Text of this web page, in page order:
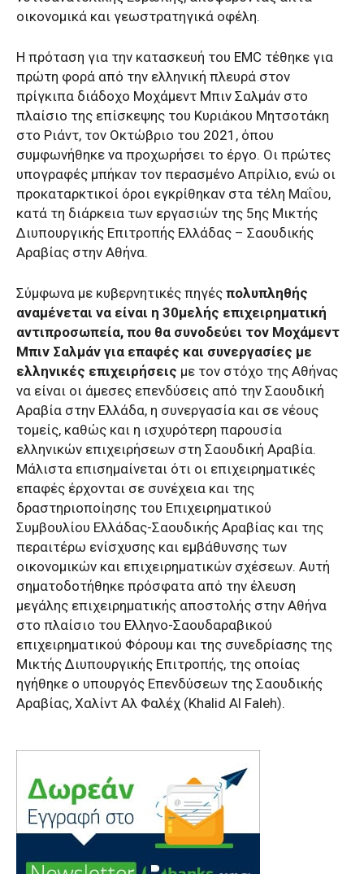
οικονομικά και γεωστρατηγικά οφέλη.
Η πρόταση για την κατασκευή του EMC τέθηκε για
πρώτη φορά από την ελληνική πλευρά στον
πρίγκιπα διάδοχο Μοχάμεντ Μπιν Σαλμάν στο
πλαίσιο της επίσκεψης του Κυριάκου Μητσοτάκη
στο Ριάντ, τον Οκτώβριο του 2021, όπου
συμφωνήθηκε να προχωρήσει το έργο. Οι πρώτες
υπογραφές μπήκαν τον περασμένο Απρίλιο, ενώ οι
προκαταρκτικοί όροι εγκρίθηκαν στα τέλη Μαΐου,
κατά τη διάρκεια των εργασιών της 5ης Μικτής
Διυπουργικής Επιτροπής Ελλάδας – Σαουδικής
Αραβίας στην Αθήνα.
Σύμφωνα με κυβερνητικές πηγές πολυπληθής
αναμένεται να είναι η 30μελής επιχειρηματική
αντιπροσωπεία, που θα συνοδεύει τον Mοχάμεντ
Μπιν Σαλμάν για επαφές και συνεργασίες με
ελληνικές επιχειρήσεις με τον στόχο της Αθήνας
να είναι οι άμεσες επενδύσεις από την Σαουδική
Αραβία στην Ελλάδα, η συνεργασία και σε νέους
τομείς, καθώς και η ισχυρότερη παρουσία
ελληνικών επιχειρήσεων στη Σαουδική Αραβία.
Μάλιστα επισημαίνεται ότι οι επιχειρηματικές
επαφές έρχονται σε συνέχεια και της
δραστηριοποίησης του Επιχειρηματικού
Συμβουλίου Ελλάδας-Σαουδικής Αραβίας και της
περαιτέρω ενίσχυσης και εμβάθυνσης των
οικονομικών και επιχειρηματικών σχέσεων. Αυτή
σηματοδοτήθηκε πρόσφατα από την έλευση
μεγάλης επιχειρηματικής αποστολής στην Αθήνα
στο πλαίσιο του Ελληνο-Σαουδαραβικού
επιχειρηματικού Φόρουμ και της συνεδρίασης της
Μικτής Διυπουργικής Επιτροπής, της οποίας
ηγήθηκε ο υπουργός Επενδύσεων της Σαουδικής
Αραβίας, Χαλίντ Αλ Φαλέχ (Khalid Al Faleh).